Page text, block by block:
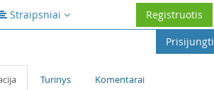
Straipsniai
Registruotis
Prisijungti
Turinys Komentarai